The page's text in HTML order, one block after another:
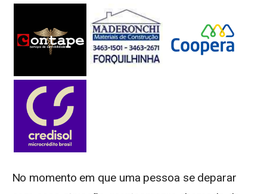
No momento em que uma pessoa se deparar